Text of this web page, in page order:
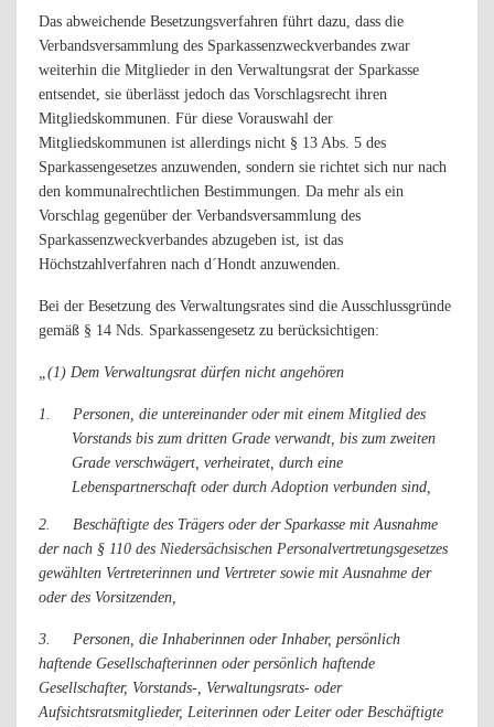
Das abweichende Besetzungsverfahren führt dazu, dass die
Verbandsversammlung des Sparkassenzweckverbandes zwar
weiterhin die Mitglieder in den Verwaltungsrat der Sparkasse
entsendet, sie überlässt jedoch das Vorschlagsrecht ihren
Mitgliedskommunen. Für diese Vorauswahl der
Mitgliedskommunen ist allerdings nicht § 13 Abs. 5 des
Sparkassengesetzes anzuwenden, sondern sie richtet sich nur nach
den kommunalrechtlichen Bestimmungen. Da mehr als ein
Vorschlag gegenüber der Verbandsversammlung des
Sparkassenzweckverbandes abzugeben ist, ist das
Höchstzahlverfahren nach d´Hondt anzuwenden.
Bei der Besetzung des Verwaltungsrates sind die Ausschlussgründe
gemäß § 14 Nds. Sparkassengesetz zu berücksichtigen:
„(1) Dem Verwaltungsrat dürfen nicht angehören
1.
Personen, die untereinander oder mit einem Mitglied des
Vorstands bis zum dritten Grade verwandt, bis zum zweiten
Grade verschwägert, verheiratet, durch eine
Lebenspartnerschaft oder durch Adoption verbunden sind,
2.
Beschäftigte des Trägers oder der Sparkasse mit Ausnahme
der nach § 110 des Niedersächsischen Personalvertretungsgesetzes
gewählten Vertreterinnen und Vertreter sowie mit Ausnahme der
oder des Vorsitzenden,
3.
Personen, die Inhaberinnen oder Inhaber, persönlich
haftende Gesellschafterinnen oder persönlich haftende
Gesellschafter, Vorstands-, Verwaltungsrats- oder
Aufsichtsratsmitglieder, Leiterinnen oder Leiter oder Beschäftigte